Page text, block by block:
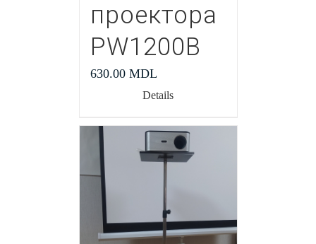
проектора
PW1200В
630.00 MDL
Details